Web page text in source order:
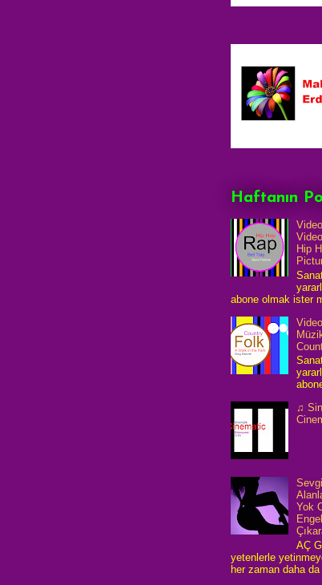
Haftanın
Hip
abone olmak ister
♫
Yok
AÇ
yetenlerle
her zaman daha